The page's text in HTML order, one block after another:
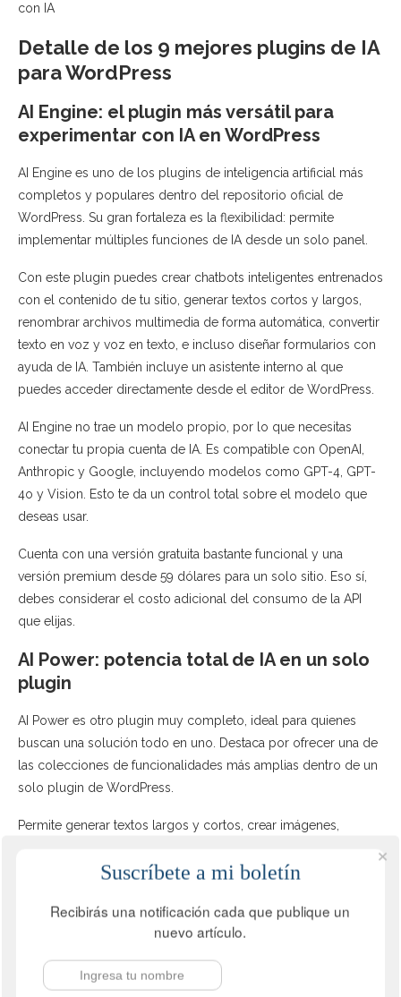
con IA
Detalle de los 9 mejores plugins de IA
para WordPress
AI Engine: el plugin más versátil para
experimentar con IA en WordPress
AI Engine es uno de los plugins de inteligencia artificial más
completos y populares dentro del repositorio oficial de
WordPress. Su gran fortaleza es la flexibilidad: permite
implementar múltiples funciones de IA desde un solo panel.
Con este plugin puedes crear chatbots inteligentes entrenados
con el contenido de tu sitio, generar textos cortos y largos,
renombrar archivos multimedia de forma automática, convertir
texto en voz y voz en texto, e incluso diseñar formularios con
ayuda de IA. También incluye un asistente interno al que
puedes acceder directamente desde el editor de WordPress.
AI Engine no trae un modelo propio, por lo que necesitas
conectar tu propia cuenta de IA. Es compatible con OpenAI,
Anthropic y Google, incluyendo modelos como GPT-4, GPT-
4o y Vision. Esto te da un control total sobre el modelo que
deseas usar.
Cuenta con una versión gratuita bastante funcional y una
versión premium desde 59 dólares para un solo sitio. Eso sí,
debes considerar el costo adicional del consumo de la API
que elijas.
AI Power: potencia total de IA en un solo
plugin
AI Power es otro plugin muy completo, ideal para quienes
buscan una solución todo en uno. Destaca por ofrecer una de
las colecciones de funcionalidades más amplias dentro de un
solo plugin de WordPress.
Permite generar textos largos y cortos, crear imágenes,
documentos PDF, convertir texto en voz y viceversa, optimizar
integra con editores como Gutenberg, Elementor y
Es compatible con múltiples modelos de IA, incluyendo
Suscríbete a mi boletín
Recibirás una notificación cada que publique un
nuevo artículo.